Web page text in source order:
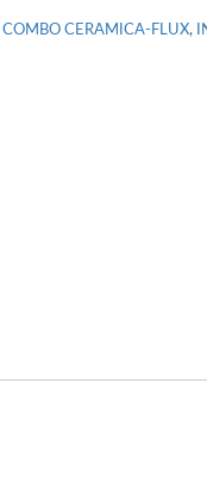
COMBO CERAMICA-FLUX,